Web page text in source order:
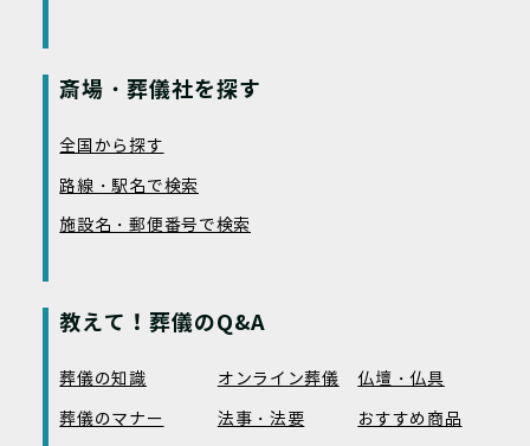
斎場・葬儀社を探す
全国から探す
路線・駅名で検索
施設名・郵便番号で検索
教えて！葬儀のQ&A
葬儀の知識 オンライン葬儀
仏壇・仏具
葬儀のマナー
法事・法要
おすすめ商品